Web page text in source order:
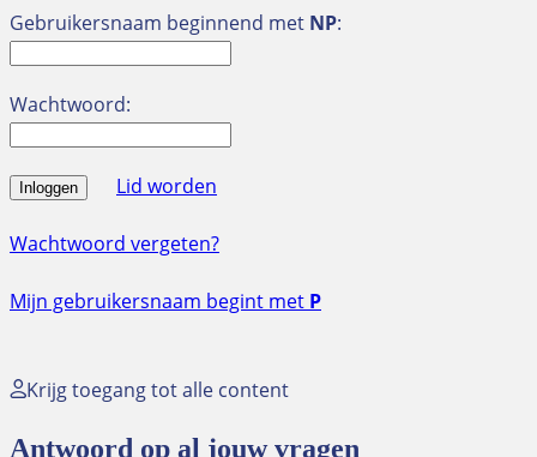
Gebruikersnaam beginnend met NP:
Wachtwoord:
Inloggen Lid worden
Wachtwoord vergeten?
Mijn gebruikersnaam begint met P
Krijg toegang tot alle content
Antwoord op al jouw vragen